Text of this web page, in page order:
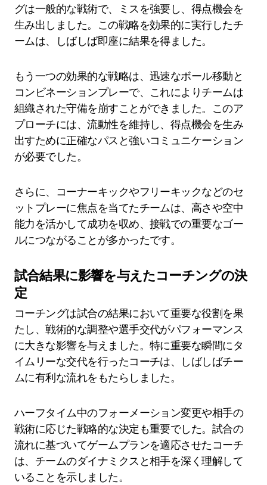
グは一般的な戦術で、ミスを強要し、得点機会を
生み出しました。この戦略を効果的に実行したチ
ームは、しばしば即座に結果を得ました。
もう一つの効果的な戦略は、迅速なボール移動と
コンビネーションプレーで、これによりチームは
組織された守備を崩すことができました。このア
プローチには、流動性を維持し、得点機会を生み
出すために正確なパスと強いコミュニケーション
が必要でした。
さらに、コーナーキックやフリーキックなどのセ
ットプレーに焦点を当てたチームは、高さや空中
能力を活かして成功を収め、接戦での重要なゴー
ルにつながることが多かったです。
試合結果に影響を与えたコーチングの決
定
コーチングは試合の結果において重要な役割を果
たし、戦術的な調整や選手交代がパフォーマンス
に大きな影響を与えました。特に重要な瞬間にタ
イムリーな交代を行ったコーチは、しばしばチー
ムに有利な流れをもたらしました。
ハーフタイム中のフォーメーション変更や相手の
戦術に応じた戦略的な決定も重要でした。試合の
流れに基づいてゲームプランを適応させたコーチ
は、チームのダイナミクスと相手を深く理解して
いることを示しました。